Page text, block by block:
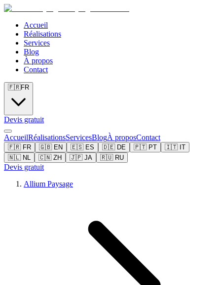
Accueil
Réalisations
Services
Blog
À propos
Contact
🇫🇷FR
Devis gratuit
AccueilRéalisationsServicesBlogÀ proposContact
🇫🇷 FR 🇬🇧 EN 🇪🇸 ES 🇩🇪 DE 🇵🇹 PT 🇮🇹 IT
🇳🇱 NL 🇨🇳 ZH 🇯🇵 JA 🇷🇺 RU
Devis gratuit
Allium Paysage